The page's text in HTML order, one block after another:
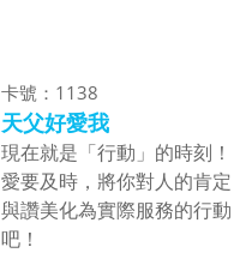
卡號：1138
天父好愛我
現在就是「行動」的時刻！
愛要及時，將你對人的肯定
與讚美化為實際服務的行動
吧！